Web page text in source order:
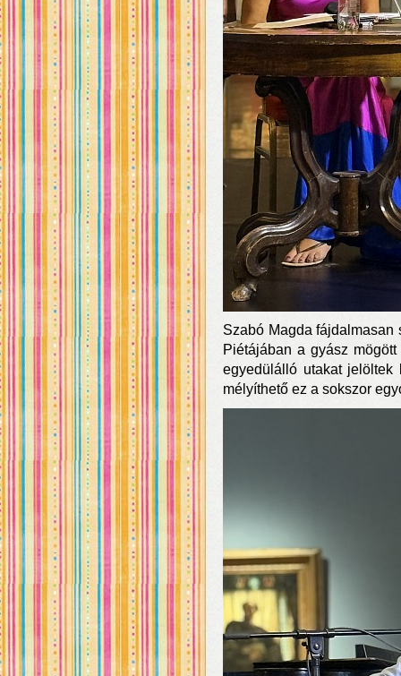
Szabó Magda
Piétájában a gyász
egyedülálló utakat jelöltek
mélyíthető ez a sokszor